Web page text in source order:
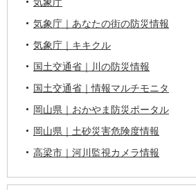
気象庁｜あなたの街の防災情報
気象庁｜キキクル
国土交通省｜川の防災情報
国土交通省｜情報マルチモニタ
岡山県｜おかやま防災ポータル
岡山県｜土砂災害危険度情報
高梁市｜河川監視カメラ情報